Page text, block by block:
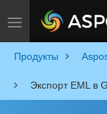
Toggle navigation
Продукты
Экспорт EML в